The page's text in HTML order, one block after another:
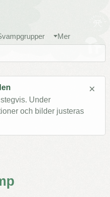
Mer
Under
och bilder justeras
×